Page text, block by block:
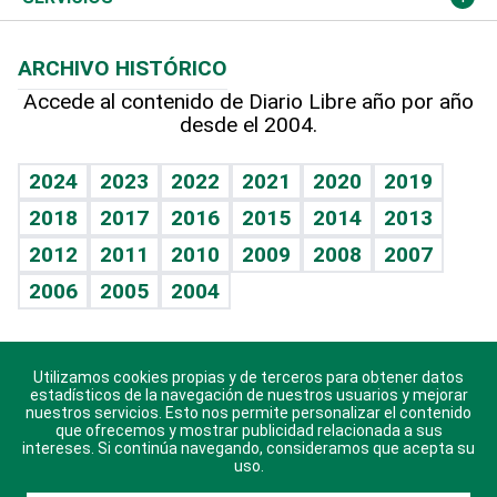
Hablando con el pediatra
Vida y familia
Eñe
Celebrando la vida
Sin complejos
En pocas palabras
Escuchando al corazón
Economía Personal
Línea de hit
TBT Deportivo
Más firmas
Hecho en casa
Guía del dinero
Cumpleaños
Horóscopos
Crucigramas
ARCHIVO HISTÓRICO
Accede al contenido de Diario Libre año por año
desde el 2004.
2024 2023 2022 2021 2020
2019
2018
2017 2016 2015 2014
2013
2012
2011 2010 2009 2008
2007
2006
2005 2004
Descarga nuestras aplicaciones para Android, iOS y
sistema Huawei.
Utilizamos cookies propias y de terceros para obtener datos
estadísticos de la navegación de nuestros usuarios y mejorar
nuestros servicios. Esto nos permite personalizar el contenido
que ofrecemos y mostrar publicidad relacionada a sus
intereses. Si continúa navegando, consideramos que acepta su
uso.